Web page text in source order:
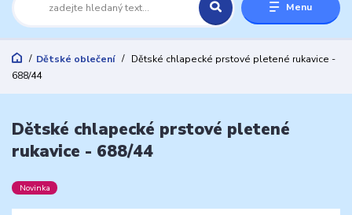
Menu
Dětské oblečení
Dětské chlapecké prstové pletené rukavice -
688/44
Dětské chlapecké prstové pletené
rukavice - 688/44
Novinka